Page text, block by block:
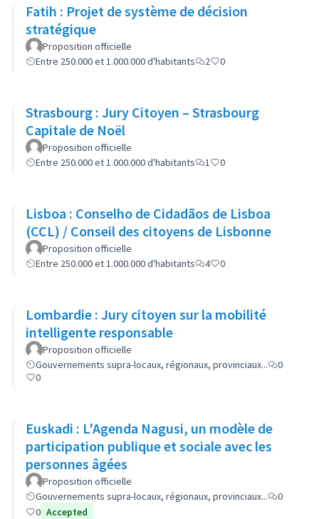
Fatih : Projet de système de décision
stratégique
Proposition officielle
Entre 250.000 et 1.000.000 d'habitants
2 0
Strasbourg : Jury Citoyen – Strasbourg
Capitale de Noël
Proposition officielle
Entre 250.000 et 1.000.000 d'habitants
1 0
Lisboa : Conselho de Cidadãos de Lisboa
(CCL) / Conseil des citoyens de Lisbonne
Proposition officielle
Entre 250.000 et 1.000.000 d'habitants
4 0
Lombardie : Jury citoyen sur la mobilité
intelligente responsable
Proposition officielle
Gouvernements supra-locaux, régionaux, provinciaux...
0
0
Euskadi : L'Agenda Nagusi, un modèle de
participation publique et sociale avec les
personnes âgées
Proposition officielle
Gouvernements supra-locaux, régionaux, provinciaux...
0
0 Accepted